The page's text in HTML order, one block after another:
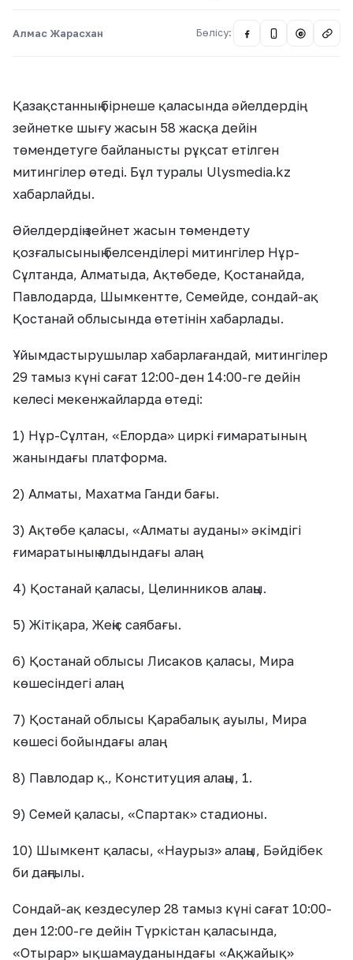
Алмас Жарасхан Бөлісу: @
Қазақстанның бірнеше қаласында әйелдердің
зейнетке шығу жасын 58 жасқа дейін
төмендетуге байланысты рұқсат етілген
митингілер өтеді. Бұл туралы Ulysmedia.kz
хабарлайды.
Әйелдердің зейнет жасын төмендету
қозғалысының белсенділері митингілер Нұр-
Сұлтанда, Алматыда, Ақтөбеде, Қостанайда,
Павлодарда, Шымкентте, Семейде, сондай-ақ
Қостанай облысында өтетінін хабарлады.
Ұйымдастырушылар хабарлағандай, митингілер
29 тамыз күні сағат 12:00-ден 14:00-ге дейін
келесі мекенжайларда өтеді:
1) Нұр-Сұлтан, «Елорда» циркі ғимаратының
жанындағы платформа.
2) Алматы, Махатма Ганди бағы.
3) Ақтөбе қаласы, «Алматы ауданы» әкімдігі
ғимаратының алдындағы алаң.
4) Қостанай қаласы, Целинников алаңы.
5) Жітіқара, Жеңіс саябағы.
6) Қостанай облысы Лисаков қаласы, Мира
көшесіндегі алаң.
7) Қостанай облысы Қарабалық ауылы, Мира
көшесі бойындағы алаң.
8) Павлодар қ., Конституция алаңы, 1.
9) Семей қаласы, «Спартак» стадионы.
10) Шымкент қаласы, «Наурыз» алаңы, Бәйдібек
би даңғылы.
Сондай-ақ кездесулер 28 тамыз күні сағат 10:00-
ден 12:00-ге дейін Түркістан қаласында,
«Отырар» ықшамауданындағы «Ақжайық»